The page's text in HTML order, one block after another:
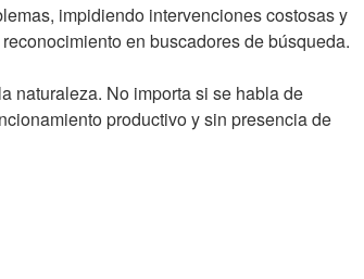
impidiendo intervenciones costosas y
en buscadores de búsqueda.
naturaleza. No importa si se habla de
productivo y sin presencia de